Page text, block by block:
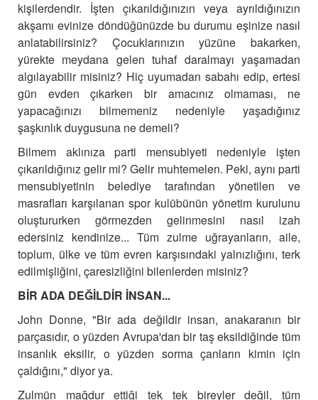
kişilerdendir. İşten çıkarıldığınızın veya ayrıldığınızın
akşamı evinize döndüğünüzde bu durumu eşinize nasıl
anlatabilirsiniz? Çocuklarınızın yüzüne bakarken,
yürekte meydana gelen tuhaf daralmayı yaşamadan
algılayabilir misiniz? Hiç uyumadan sabahı edip, ertesi
gün evden çıkarken bir amacınız olmaması, ne
yapacağınızı bilmemeniz nedeniyle yaşadığınız
şaşkınlık duygusuna ne demeli?
Bilmem aklınıza parti mensubiyeti nedeniyle işten
çıkarıldığınız gelir mi? Gelir muhtemelen. Peki, aynı parti
mensubiyetinin belediye tarafından yönetilen ve
masrafları karşılanan spor kulübünün yönetim kurulunu
oluştururken görmezden gelinmesini nasıl izah
edersiniz kendinize... Tüm zulme uğrayanların, aile,
toplum, ülke ve tüm evren karşısındaki yalnızlığını, terk
edilmişliğini, çaresizliğini bilenlerden misiniz?
BİR ADA DEĞİLDİR İNSAN...
John Donne, "Bir ada değildir insan, anakaranın bir
parçasıdır, o yüzden Avrupa'dan bir taş eksildiğinde tüm
insanlık eksilir, o yüzden sorma çanların kimin için
çaldığını," diyor ya.
Zulmün mağdur ettiği tek tek bireyler değil, tüm